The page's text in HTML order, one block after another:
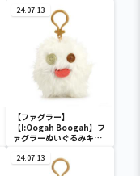
第2弾
24.07.13
【ファグラー】
【I:Oogah Boogah】フ
ァグラーぬいぐるみキー
24.07.13